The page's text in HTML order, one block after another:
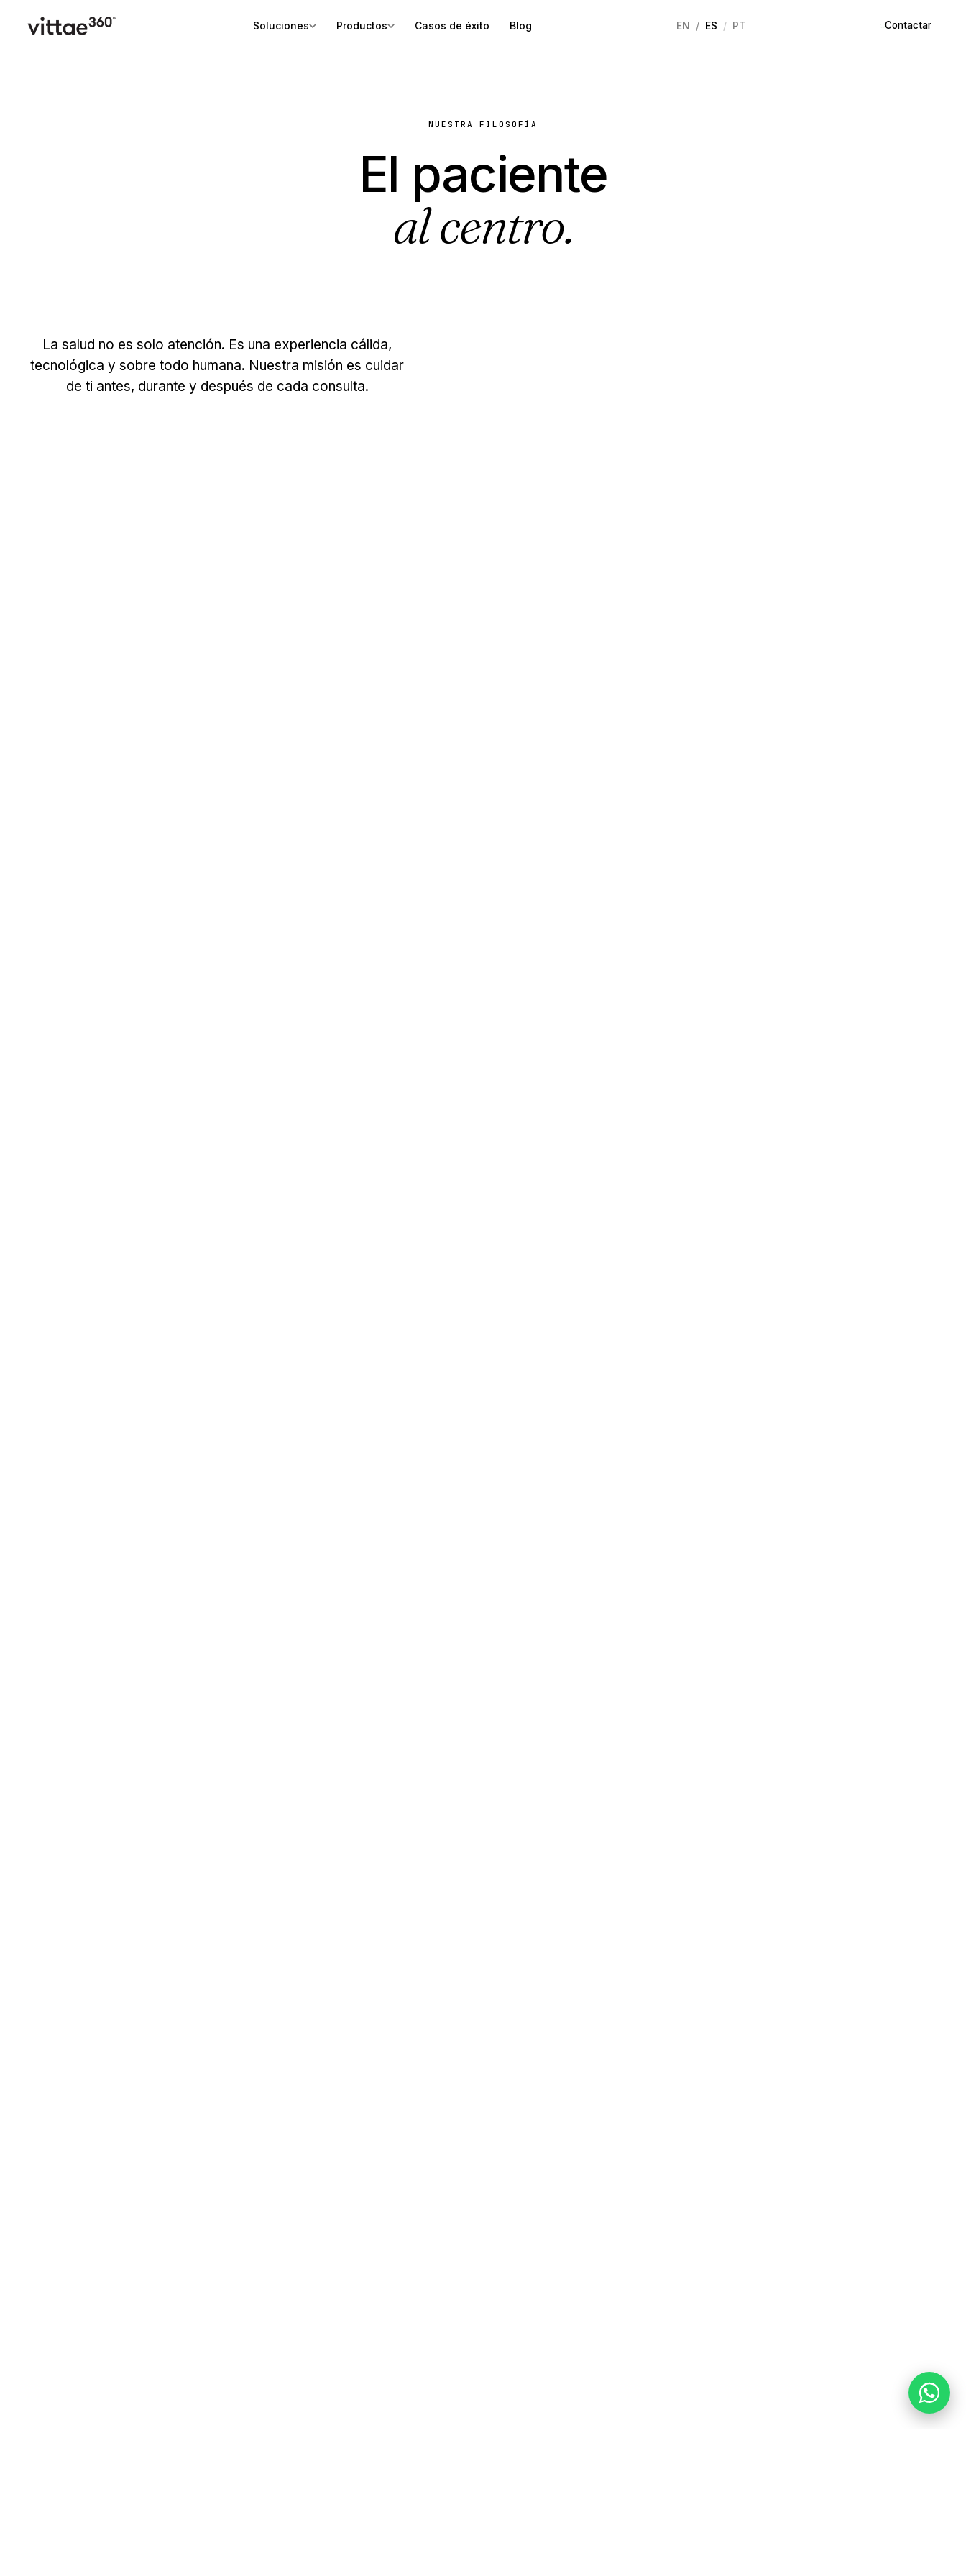
Soluciones Productos Casos de éxito Blog EN ES PT Contactar
NUESTRA FILOSOFÍA
El paciente
al centro.
La salud no es solo atención. Es una experiencia cálida,
tecnológica y sobre todo humana. Nuestra misión es cuidar
de ti antes, durante y después de cada consulta.